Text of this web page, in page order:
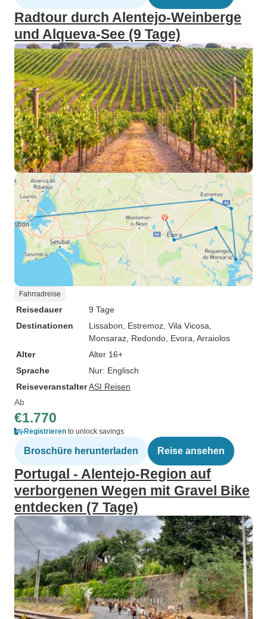
Radtour durch Alentejo-Weinberge
und Alqueva-See (9 Tage)
Fahrradreise
Reisedauer
9 Tage
Destinationen
Lissabon , Estremoz , Vila Vicosa
Monsaraz , Redondo , Evora , Arraiolos
Alter
Alter 16+
Sprache
Nur: Englisch
ReiseveranstalterASI Reisen
Ab
€1.770
Registrieren to unlock savings
Broschüre herunterladen Reise ansehen
Portugal - Alentejo-Region auf
verborgenen Wegen mit Gravel Bike
entdecken (7 Tage)